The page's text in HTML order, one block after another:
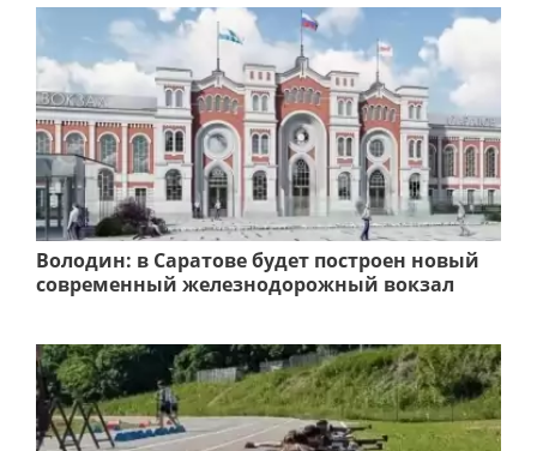
Володин: в Саратове будет построен новый
современный железнодорожный вокзал